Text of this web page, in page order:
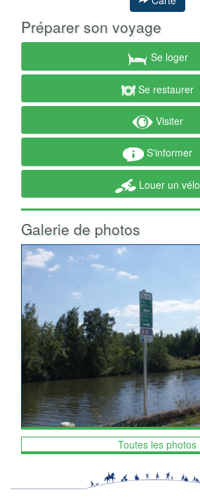
Préparer son voyage
Se loger
Se restaurer
Visiter
S'informer
Louer un vélo
Galerie de photos
Toutes les photos